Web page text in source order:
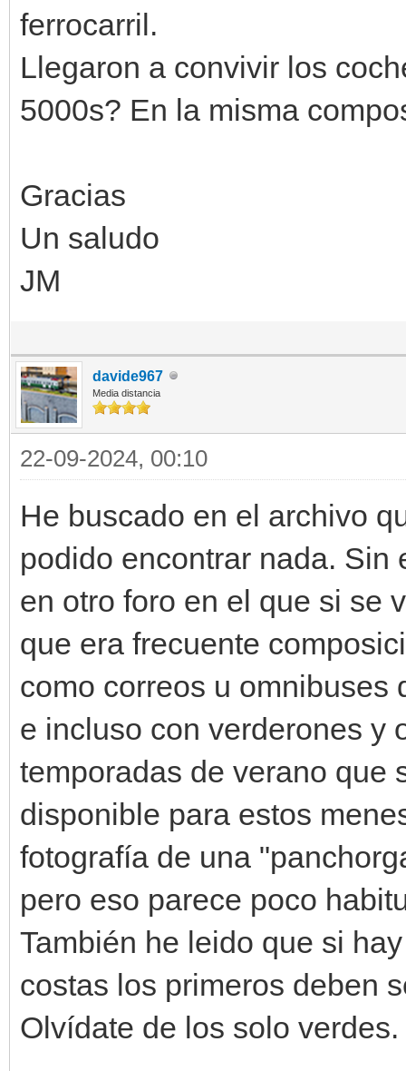
ferrocarril.
Llegaron a convivir los
5000s? En la misma
Gracias
Un saludo
JM
davide967
Media distancia
22-09-2024, 00:10
He buscado en el archivo
podido encontrar nada. Sin
en otro foro en el que si se
que era frecuente
como correos u omnibuses
e incluso con verderones y
temporadas de verano que
disponible para estos
fotografía de una
pero eso parece poco
También he leido que si
costas los primeros deben
Olvídate de los solo verdes.